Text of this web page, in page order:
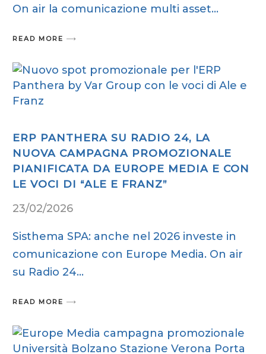
On air la comunicazione multi asset
READ MORE
ERP PANTHERA SU RADIO 24, LA
NUOVA CAMPAGNA PROMOZIONALE
PIANIFICATA DA EUROPE MEDIA E CON
LE VOCI DI “ALE E FRANZ”
23/02/2026
Sisthema SPA: anche nel 2026 investe in
comunicazione con Europe Media. On air
su Radio 24
READ MORE